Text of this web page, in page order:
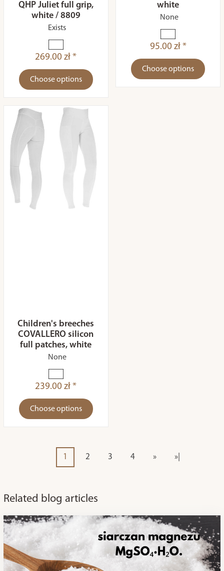
QHP Juliet full grip,
white / 8809
Exists
269.00 zł *
Choose options
white
None
95.00 zł *
Choose options
Children's breeches
COVALLERO silicon
full patches, white
None
239.00 zł *
Choose options
1 2 3 4 » »|
Related blog articles